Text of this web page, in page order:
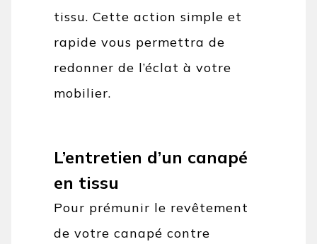
tissu. Cette action simple et
rapide vous permettra de
redonner de l’éclat à votre
mobilier.
L’entretien d’un canapé
en tissu
Pour prémunir le revêtement
de votre canapé contre